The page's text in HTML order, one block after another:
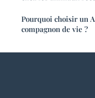
Pourquoi choisir un
compagnon de vie ?